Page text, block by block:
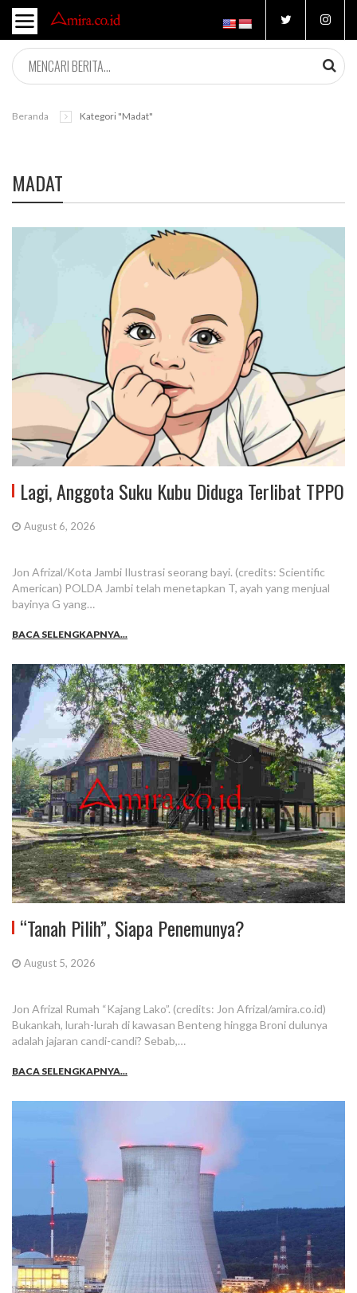
Beranda Kategori "madat"
MADAT
Lagi, Anggota Suku Kubu Diduga Terlibat TPPO
August 6, 2026
Jon Afrizal/Kota Jambi Ilustrasi seorang bayi. (credits: Scientific
American) POLDA Jambi telah menetapkan T, ayah yang menjual
bayinya G yang…
BACA SELENGKAPNYA...
“Tanah Pilih”, Siapa Penemunya?
August 5, 2026
Jon Afrizal Rumah “Kajang Lako”. (credits: Jon Afrizal/amira.co.id)
Bukankah, lurah-lurah di kawasan Benteng hingga Broni dulunya
adalah jajaran candi-candi? Sebab,…
BACA SELENGKAPNYA...